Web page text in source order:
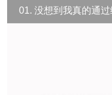
01. 没想到我真的通